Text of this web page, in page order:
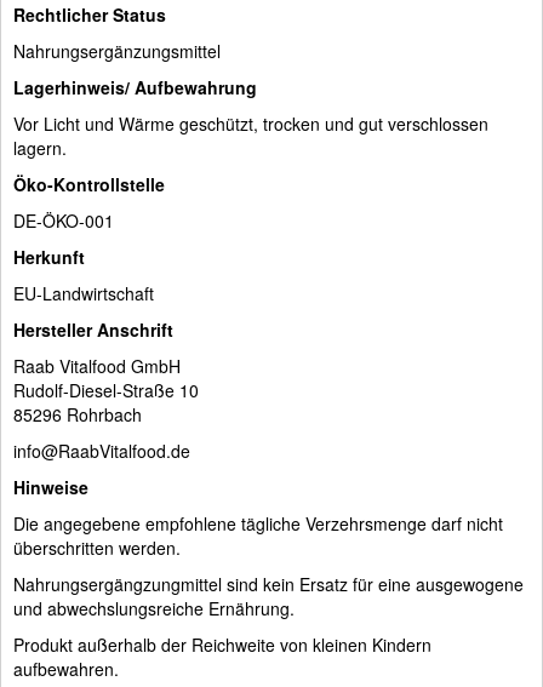
Rechtlicher Status
Nahrungsergänzungsmittel
Lagerhinweis/ Aufbewahrung
Vor Licht und Wärme geschützt, trocken und gut verschlossen
lagern.
Öko-Kontrollstelle
DE-ÖKO-001
Herkunft
EU-Landwirtschaft
Hersteller Anschrift
Raab Vitalfood GmbH
Rudolf-Diesel-Straße 10
85296 Rohrbach
info@RaabVitalfood.de
Hinweise
Die angegebene empfohlene tägliche Verzehrsmenge darf nicht
überschritten werden.
Nahrungsergängzungmittel sind kein Ersatz für eine ausgewogene
und abwechslungsreiche Ernährung.
Produkt außerhalb der Reichweite von kleinen Kindern
aufbewahren.